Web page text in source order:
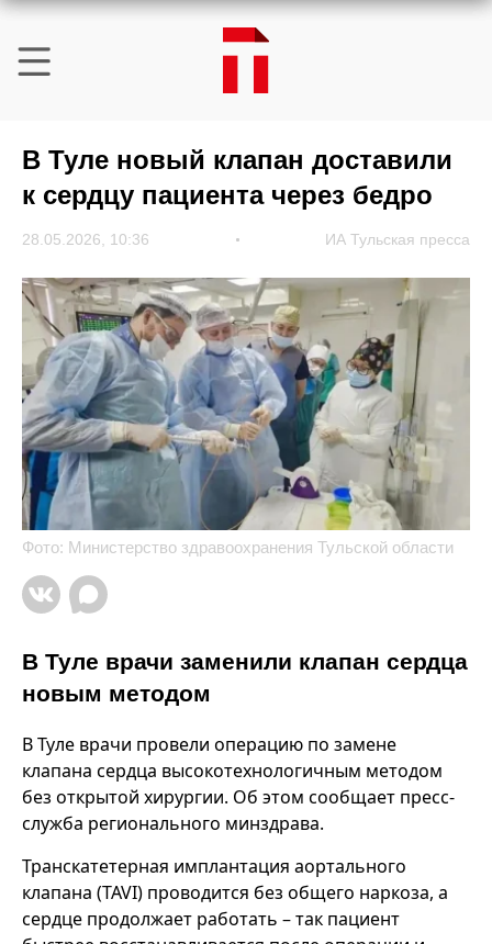
В Туле новый клапан доставили
к сердцу пациента через бедро
28.05.2026, 10:36 ИА Тульская пресса
Фото: Министерство здравоохранения Тульской области
В Туле врачи заменили клапан сердца
новым методом
В Туле врачи провели операцию по замене
клапана сердца высокотехнологичным методом
без открытой хирургии. Об этом сообщает пресс-
служба регионального минздрава.
Транскатетерная имплантация аортального
клапана (TAVI) проводится без общего наркоза, а
сердце продолжает работать – так пациент